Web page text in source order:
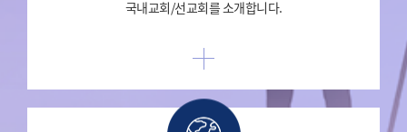
국내교회/선교회를 소개합니다.